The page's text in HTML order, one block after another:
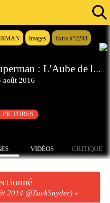
Images Extra n°2243
Batman v Superman : L'Aube de la Justice
août 2016
PICTURES
VIDÉOS CRITIQUE
2014 @ZackSnyder) »